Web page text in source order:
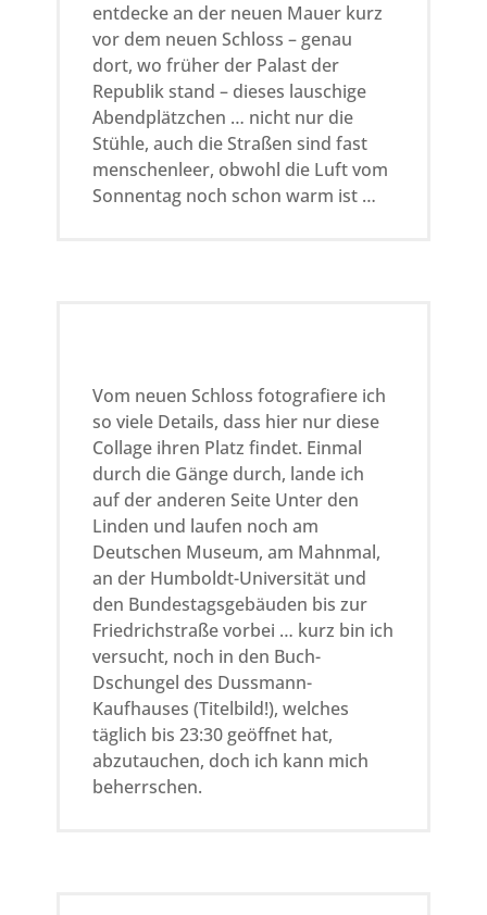
entdecke an der neuen Mauer kurz
vor dem neuen Schloss – genau
dort, wo früher der Palast der
Republik stand – dieses lauschige
Abendplätzchen … nicht nur die
Stühle, auch die Straßen sind fast
menschenleer, obwohl die Luft vom
Sonnentag noch schon warm ist …
Vom neuen Schloss fotografiere ich
so viele Details, dass hier nur diese
Collage ihren Platz findet. Einmal
durch die Gänge durch, lande ich
auf der anderen Seite Unter den
Linden und laufen noch am
Deutschen Museum, am Mahnmal,
an der Humboldt-Universität und
den Bundestagsgebäuden bis zur
Friedrichstraße vorbei … kurz bin ich
versucht, noch in den Buch-
Dschungel des Dussmann-
Kaufhauses (Titelbild!), welches
täglich bis 23:30 geöffnet hat,
abzutauchen, doch ich kann mich
beherrschen.